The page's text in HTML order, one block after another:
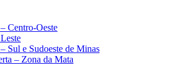
Centro-Oeste
Sul e Sudoeste de Minas
– Zona da Mata